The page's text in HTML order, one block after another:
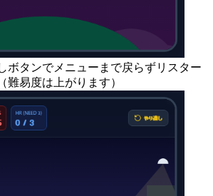
ボタンでメニューまで戻らずリスター
難易度は上がります）